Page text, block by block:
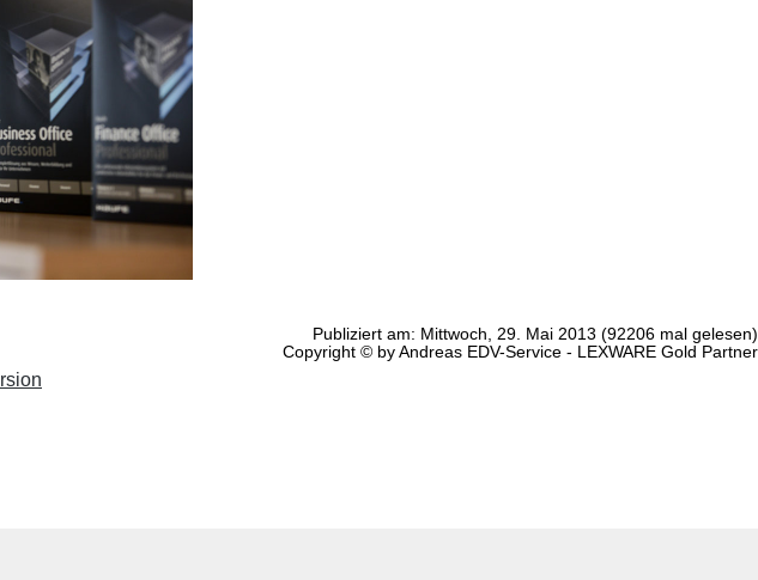
Publiziert am: Mittwoch, 29. Mai 2013 (92206 mal gelesen)
Copyright © by Andreas EDV-Service - LEXWARE Gold Partner